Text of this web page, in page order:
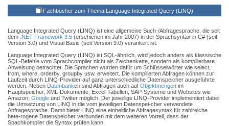
Fachbücher zum Thema Language Integrated Query (LINQ)
Language Integrated Query (LINQ) ist eine allgemeine Such-/Abfragesprache, die seit
dem .NET Framework 3.5 (erschienen im Jahr 2007) in der Sprachsyntax in C# (seit
Version 3.0) und Visual Basic (seit Version 9.0) verankert ist.
Language Integrated Query (LINQ) ist SQL-ähnlich, wird jedoch anders als klassische
SQL-Befehle vom Sprachcompiler nicht als Zeichenkette, sondern als kompilierbare
Anweisung betrachtet. Die Sprachen wurden dafür um Schlüsselwörter wie select,
from, where, orderby, groupby usw. erweitert. Die kompilierten Abfragen können zur
Laufzeit durch LINQ-Provider auf ganz unterschiedliche Datenspeicher ausgeführte
werden. Neben Datenbanken sind Abfragen auch auf Objektmengen im
Hauptspeicher, XML-Dokumente, Excel-Tabellen, SAP-Systeme und Websites wie
Amazon, Google und Twitter möglich. Der jeweilige LINQ-Provider implementiert dabei
die Umsetzung von LINQ in die vom jeweiligen Datenspei-cher verwendete
Abfragesprache. Damit bietet LINQ eine einheitliche Abfragesyntax für zahlreiche
hete-rogene Datenspeicher verbunden mit dem weiteren Vorteil, dass der
Spachkompiler die Syntax prüfen kann.